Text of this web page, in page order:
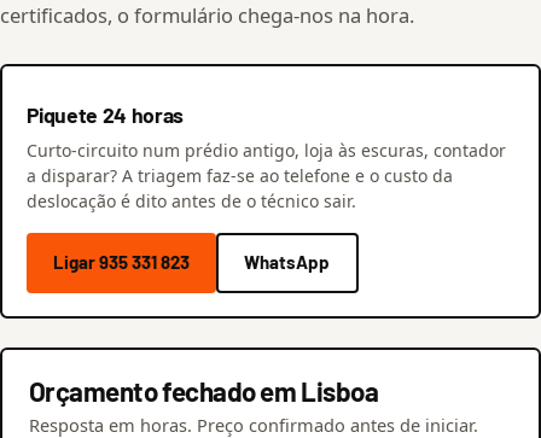
certificados, o formulário chega-nos na hora.
Piquete 24 horas
Curto-circuito num prédio antigo, loja às escuras, contador
a disparar? A triagem faz-se ao telefone e o custo da
deslocação é dito antes de o técnico sair.
Ligar 935 331 823 WhatsApp
Orçamento fechado em Lisboa
Resposta em horas. Preço confirmado antes de iniciar.